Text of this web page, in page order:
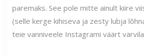
paremaks. See pole mitte ainult kiire
(selle kerge kihiseva ja zesty lubja
teie vanniveele Instagrami väärt